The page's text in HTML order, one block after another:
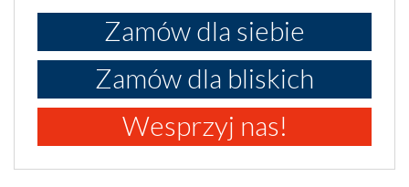
Zamów dla siebie
Zamów dla bliskich
Wesprzyj nas!